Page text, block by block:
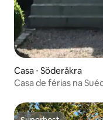
Casa ⋅ Söderåkra
Casa de férias na